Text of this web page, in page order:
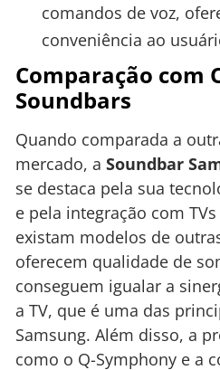
comandos de voz,
conveniência ao
Comparação com
Soundbars
Quando comparada a
mercado, a Soundbar
se destaca pela sua
e pela integração com
existam modelos de
oferecem qualidade de
conseguem igualar a
a TV, que é uma das
Samsung. Além disso, a
como o Q-Symphony e a